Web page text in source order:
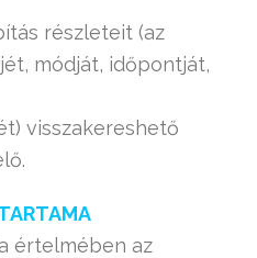
részleteit (az
módját, időpontját,
visszakereshető
értelmében az